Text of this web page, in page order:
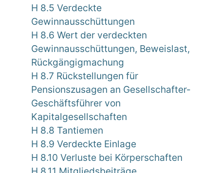
H 8.5 Verdeckte
Gewinnausschüttungen
H 8.6 Wert der verdeckten
Gewinnausschüttungen, Beweislast,
Rückgängigmachung
H 8.7 Rückstellungen für
Pensionszusagen an Gesellschafter-
Geschäftsführer von
Kapitalgesellschaften
H 8.8 Tantiemen
H 8.9 Verdeckte Einlage
H 8.10 Verluste bei Körperschaften